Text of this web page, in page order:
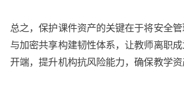
总之，保护课件资产的关键在于将安全
与加密共享构建韧性体系，让教师离职
开端，提升机构抗风险能力，确保教学资